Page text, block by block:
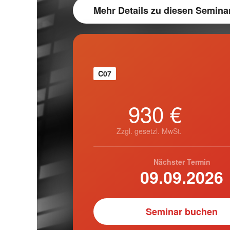
Mehr Detailszu diesen
C07
930 €
Zzgl. gesetzl. MwSt.
Nächster Termin
09.09.2026
Seminar buchen